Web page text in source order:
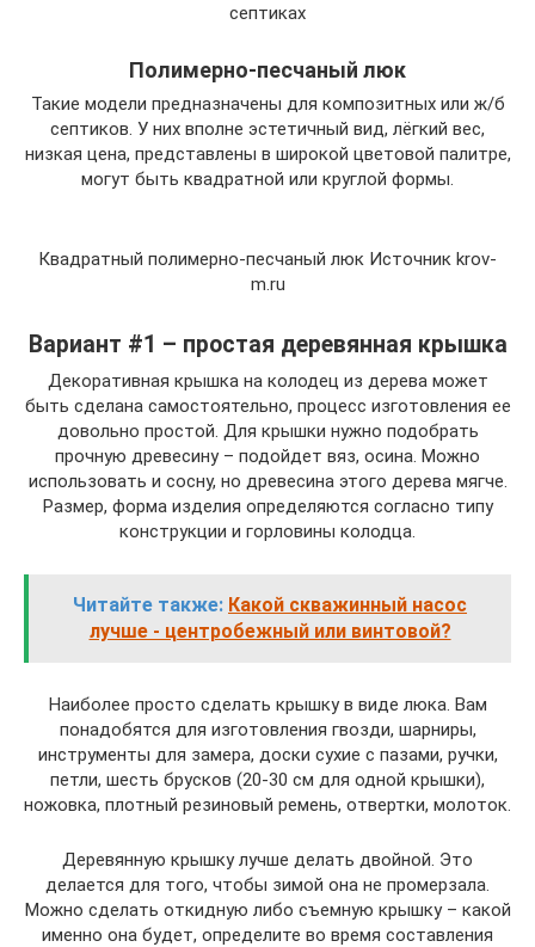
септиках
Полимерно-песчаный люк
Такие модели предназначены для композитных или ж/б
септиков. У них вполне эстетичный вид, лёгкий вес,
низкая цена, представлены в широкой цветовой палитре,
могут быть квадратной или круглой формы.
Квадратный полимерно-песчаный люк Источник krov-
m.ru
Вариант #1 – простая деревянная крышка
Декоративная крышка на колодец из дерева может
быть сделана самостоятельно, процесс изготовления ее
довольно простой. Для крышки нужно подобрать
прочную древесину – подойдет вяз, осина. Можно
использовать и сосну, но древесина этого дерева мягче.
Размер, форма изделия определяются согласно типу
конструкции и горловины колодца.
Читайте также: Какой скважинный насос
лучше - центробежный или винтовой?
Наиболее просто сделать крышку в виде люка. Вам
понадобятся для изготовления гвозди, шарниры,
инструменты для замера, доски сухие с пазами, ручки,
петли, шесть брусков (20-30 см для одной крышки),
ножовка, плотный резиновый ремень, отвертки, молоток.
Деревянную крышку лучше делать двойной. Это
делается для того, чтобы зимой она не промерзала.
Можно сделать откидную либо съемную крышку – какой
именно она будет, определите во время составления